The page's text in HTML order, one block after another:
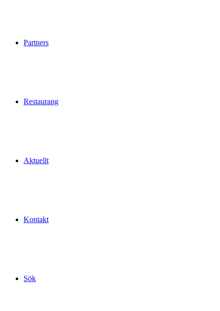
Partners
Restaurang
Aktuellt
Kontakt
Sök